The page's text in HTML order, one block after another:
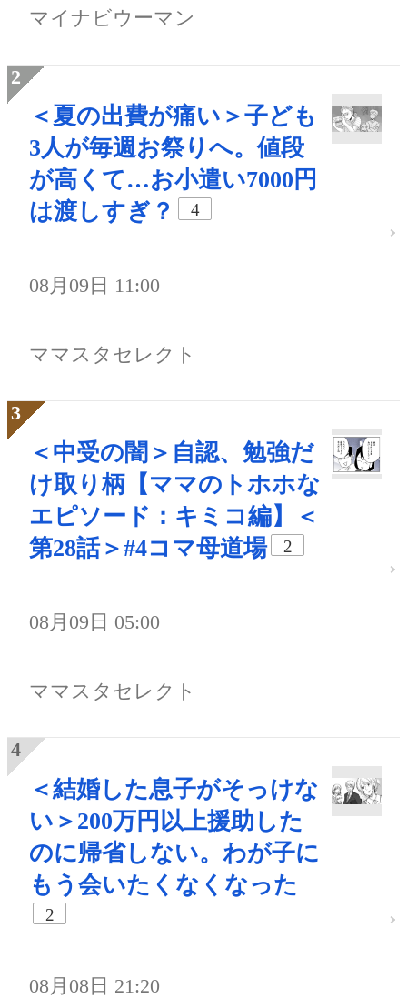
マイナビウーマン
＜夏の出費が痛い＞子ども
3人が毎週お祭りへ。値段
が高くて…お小遣い7000円
は渡しすぎ？
4
08月09日 11:00
ママスタセレクト
＜中受の闇＞自認、勉強だ
け取り柄【ママのトホホな
エピソード：キミコ編】＜
第28話＞#4コマ母道場
2
08月09日 05:00
ママスタセレクト
＜結婚した息子がそっけな
い＞200万円以上援助した
のに帰省しない。わが子に
もう会いたくなくなった
2
08月08日 21:20